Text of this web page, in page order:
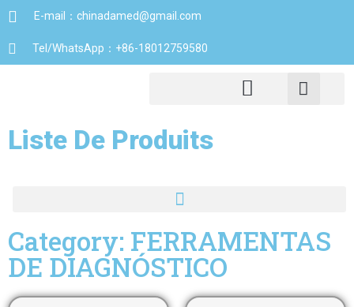
E-mail：chinadamed@gmail.com
Tel/WhatsApp：+86-18012759580
Liste De Produits
Category: FERRAMENTAS
DE DIAGNÓSTICO